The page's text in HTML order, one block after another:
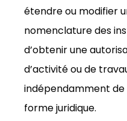
étendre ou modifier
nomenclature des
d’obtenir une
d’activité ou de
indépendamment de
forme juridique.